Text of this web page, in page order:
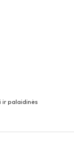
ir palaidinės
tunikos